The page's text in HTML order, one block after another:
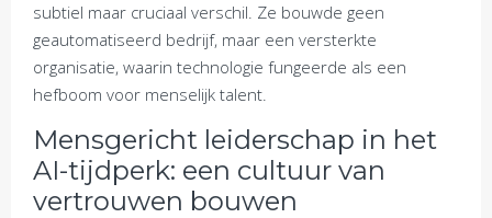
subtiel maar cruciaal verschil. Ze bouwde geen
geautomatiseerd bedrijf, maar een versterkte
organisatie, waarin technologie fungeerde als een
hefboom voor menselijk talent.
Mensgericht leiderschap in het
AI-tijdperk: een cultuur van
vertrouwen bouwen